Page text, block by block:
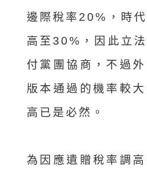
邊際稅率20%，時
高至30%，因此立
付黨團協商，不過
版本通過的機率較
高已是必然。
為因應遺贈稅率調